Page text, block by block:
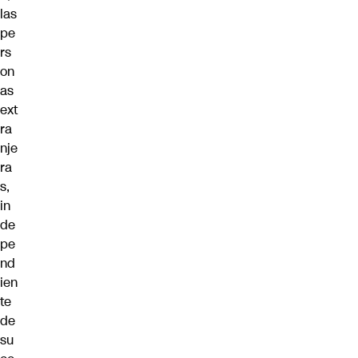
las
pe
rs
on
as
ext
ra
nje
ra
s,
in
de
pe
nd
ien
te
de
su